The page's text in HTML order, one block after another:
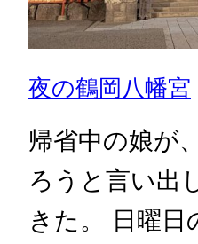
夜の鶴岡八幡宮
帰省中の娘が
ろうと言い出
きた。 日曜日